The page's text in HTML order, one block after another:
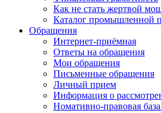
Как не стать жертвой
Каталог промышленной
Обращения
Интернет-приёмная
Ответы на обращения
Мои обращения
Письменные обращения
Личный прием
Информация о
Номативно-правовая